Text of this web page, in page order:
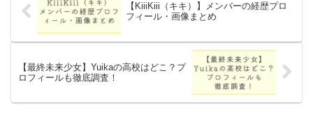
【KiiiKiii（キキ）】メンバーの経歴プロ
フィール・画像まとめ
【最終未来少女】Yuikaの高校はどこ？プ
ロフィールも徹底調査！